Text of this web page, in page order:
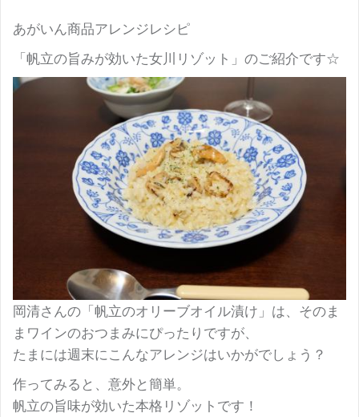
あがいん商品アレンジレシピ
「帆立の旨みが効いた女川リゾット」のご紹介です☆
岡清さんの「帆立のオリーブオイル漬け」は、そのま
まワインのおつまみにぴったりですが、
たまには週末にこんなアレンジはいかがでしょう？
作ってみると、意外と簡単。
帆立の旨味が効いた本格リゾットです！